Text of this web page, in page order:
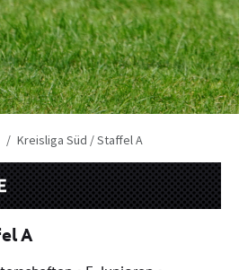
Kreisliga Süd / Staffel A